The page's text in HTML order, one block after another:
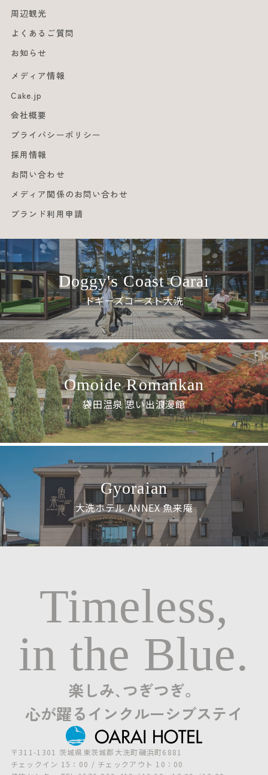
周辺観光
よくあるご質問
お知らせ
メディア情報
Cake.jp
会社概要
プライバシーポリシー
採用情報
お問い合わせ
メディア関係のお問い合わせ
ブランド利用申請
Doggy's Coast Oarai
ドギーズコースト大洗
Omoide Romankan
袋田温泉 思い出浪漫館
Gyoraian
大洗ホテル ANNEX 魚来庵
Timeless,
in the Blue.
楽しみ､つぎつぎ。
心が躍るインクルーシブステイ
〒311-1301 茨城県東茨城郡大洗町磯浜町6881
チェックイン 15：00 / チェックアウト 10：00